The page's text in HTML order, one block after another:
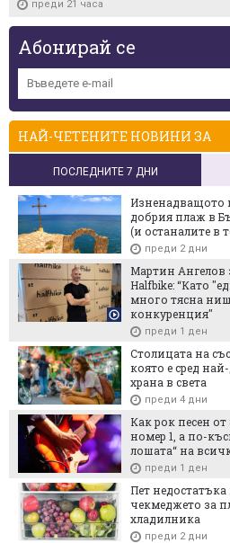
преди 21 часа
Абонирай се
НАЙ-ЧЕТЕНИТЕ НОВИНИ ЗА
ПОСЛЕДНИТЕ 7 ДНИ
Изненадващото
добрия плаж в
(и останалите в
преди 2 дни
Мартин Ангелов
Halfbike: “Като
много тясна
конкуренция"
преди 1 ден
Столицата на
която е сред
храна в света
преди 4 дни
Как рок песен
номер 1, а по-
лошата“ на
преди 1 ден
Пет
чекмеджето за
хладилника
преди 2 дни